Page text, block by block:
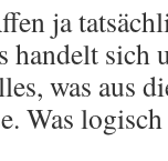
ja
handelt sich
was aus
Was